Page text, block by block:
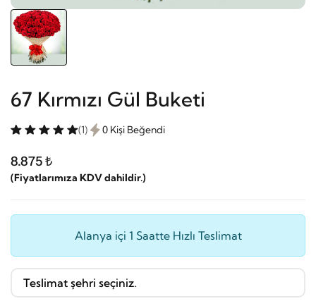
67 Kırmızı Gül Buketi
(1) 0 Kişi Beğendi
8.875 ₺
(Fiyatlarımıza KDV dahildir.)
Alanya içi 1 Saatte Hızlı Teslimat